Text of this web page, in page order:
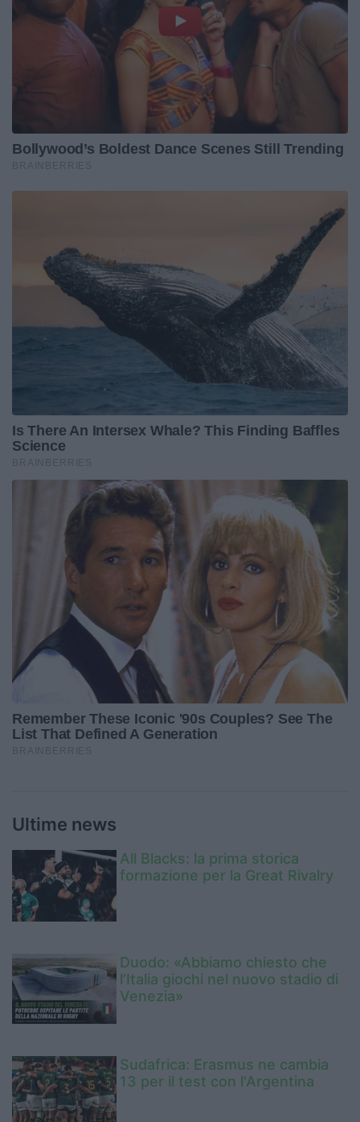
Ultime news
All Blacks: la prima storica
formazione per la Great Rivalry
Duodo: «Abbiamo chiesto che
l’Italia giochi nel nuovo stadio di
Venezia»
Sudafrica: Erasmus ne cambia
13 per il test con l'Argentina